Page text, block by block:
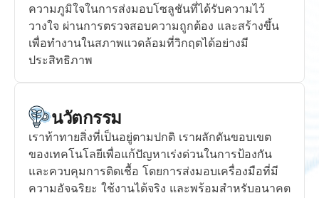
ความภูมิใจในการส่งมอบโซลูชันที่ได้รับความไว้
วางใจ ผ่านการตรวจสอบความถูกต้อง และสร้างขึ้น
เพื่อทำงานในสภาพแวดล้อมที่วิกฤตได้อย่างมี
ประสิทธิภาพ
นวัตกรรม
เราท้าทายสิ่งที่เป็นอยู่ตามปกติ เราผลักดันขอบเขต
ของเทคโนโลยีเพื่อแก้ปัญหาเร่งด่วนในการป้องกัน
และควบคุมการติดเชื้อ โดยการส่งมอบเครื่องมือที่มี
ความอัจฉริยะ ใช้งานได้จริง และพร้อมสำหรับอนาคต